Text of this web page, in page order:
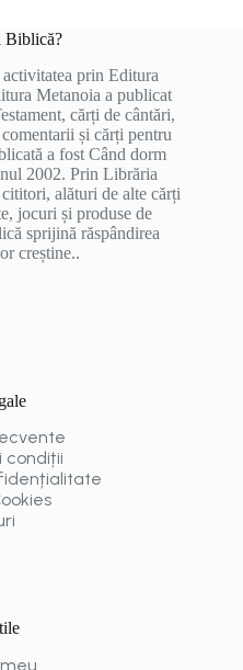
Biblică?
prin Editura
Metanoia a publicat
cărți de cântări,
și cărți pentru
a fost Când dorm
2002. Prin Librăria
alături de alte cărți
jocuri și produse de
sprijină răspândirea
creștine..
condiții